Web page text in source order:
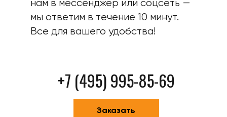
нам в мессенджер или соцсеть —
мы ответим в течение 10 минут.
Все для вашего удобства!
+7 (495) 995-85-69
Заказать